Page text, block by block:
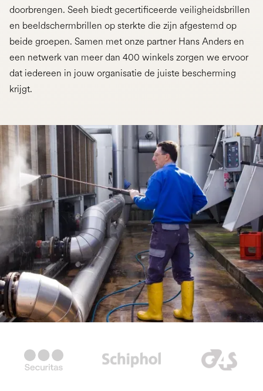
doorbrengen. Seeh biedt gecertificeerde veiligheidsbrillen
en beeldschermbrillen op sterkte die zijn afgestemd op
beide groepen. Samen met onze partner Hans Anders en
een netwerk van meer dan 400 winkels zorgen we ervoor
dat iedereen in jouw organisatie de juiste bescherming
krijgt.